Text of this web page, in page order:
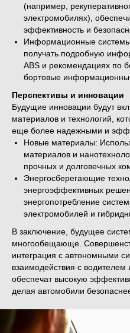
(например,
электромобилях),
эффективность и
Информационные
получать подробную
ABS и рекомендациях по
бортовые
Перспективы и инновации
Будущие инновации будут
материалов и технологий,
еще более надежными и
Новые материалы:
материалов и
прочных и долговечных
Энергосберегающие
энергоэффективных
энергопотребление
электромобилей и
В заключение, будущее
многообещающе.
интеграция с автономными
взаимодействия с
обеспечат высокую
делая автомобили